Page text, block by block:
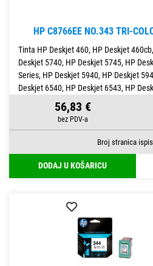
HP C8766EE NO.343 TRI-
Tinta HP Deskjet 460, HP Deskjet
Deskjet 5740, HP Deskjet 5745, HP
Series, HP Deskjet 5940, HP Deskjet
Deskjet 6540, HP Deskjet 6543, HP
56,83 €
Broj stranica
DODAJ U KOŠARICU